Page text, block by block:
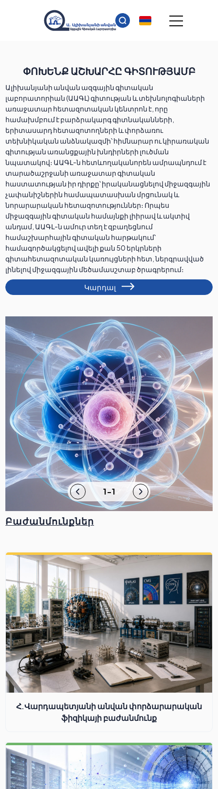
ՓՈԽԵՆՔ ԱՇԽԱՐՀԸ ԳԻՏՈՒԹՅԱՄԲ
Ալիխանյանի անվան ազգային գիտական
լաբորատորիան (ԱԱԳԼ) գիտության և տեխնոլոգիաների
առաջատար հետազոտական կենտրոն է, որը
համախմբում է բարձրակարգ գիտնականների,
երիտասարդ հետազոտողների և փորձառու
տեխնիկական անձնակազմի՝ հիմնարար ու կիրառական
գիտության առանցքային խնդիրների լուծման
նպատակով։ ԱԱԳԼ-ն հետևողականորեն ամրապնդում է
տարածաշրջանի առաջատար գիտական
հաստատության իր դիրքը՝ իրականացնելով միջազգային
չափանիշներին համապատասխան մրցունակ և
նորարարական հետազոտություններ։ Որպես
միջազգային գիտական համայնքի լիիրավ և ակտիվ
անդամ, ԱԱԳԼ-ն ամուր տեղ է զբաղեցնում
համաշխարհային գիտական հարթակում՝
համագործակցելով ավելի քան 50 երկրների
գիտահետազոտական կառույցների հետ, ներգրավված
լինելով միջազգային մեծամասշտաբ ծրագրերում։
Կարդալ
1-1
Բաժանմունքներ
Հ.Վարդապետյանի անվան փորձարարական
ֆիզիկայի բաժանմունք